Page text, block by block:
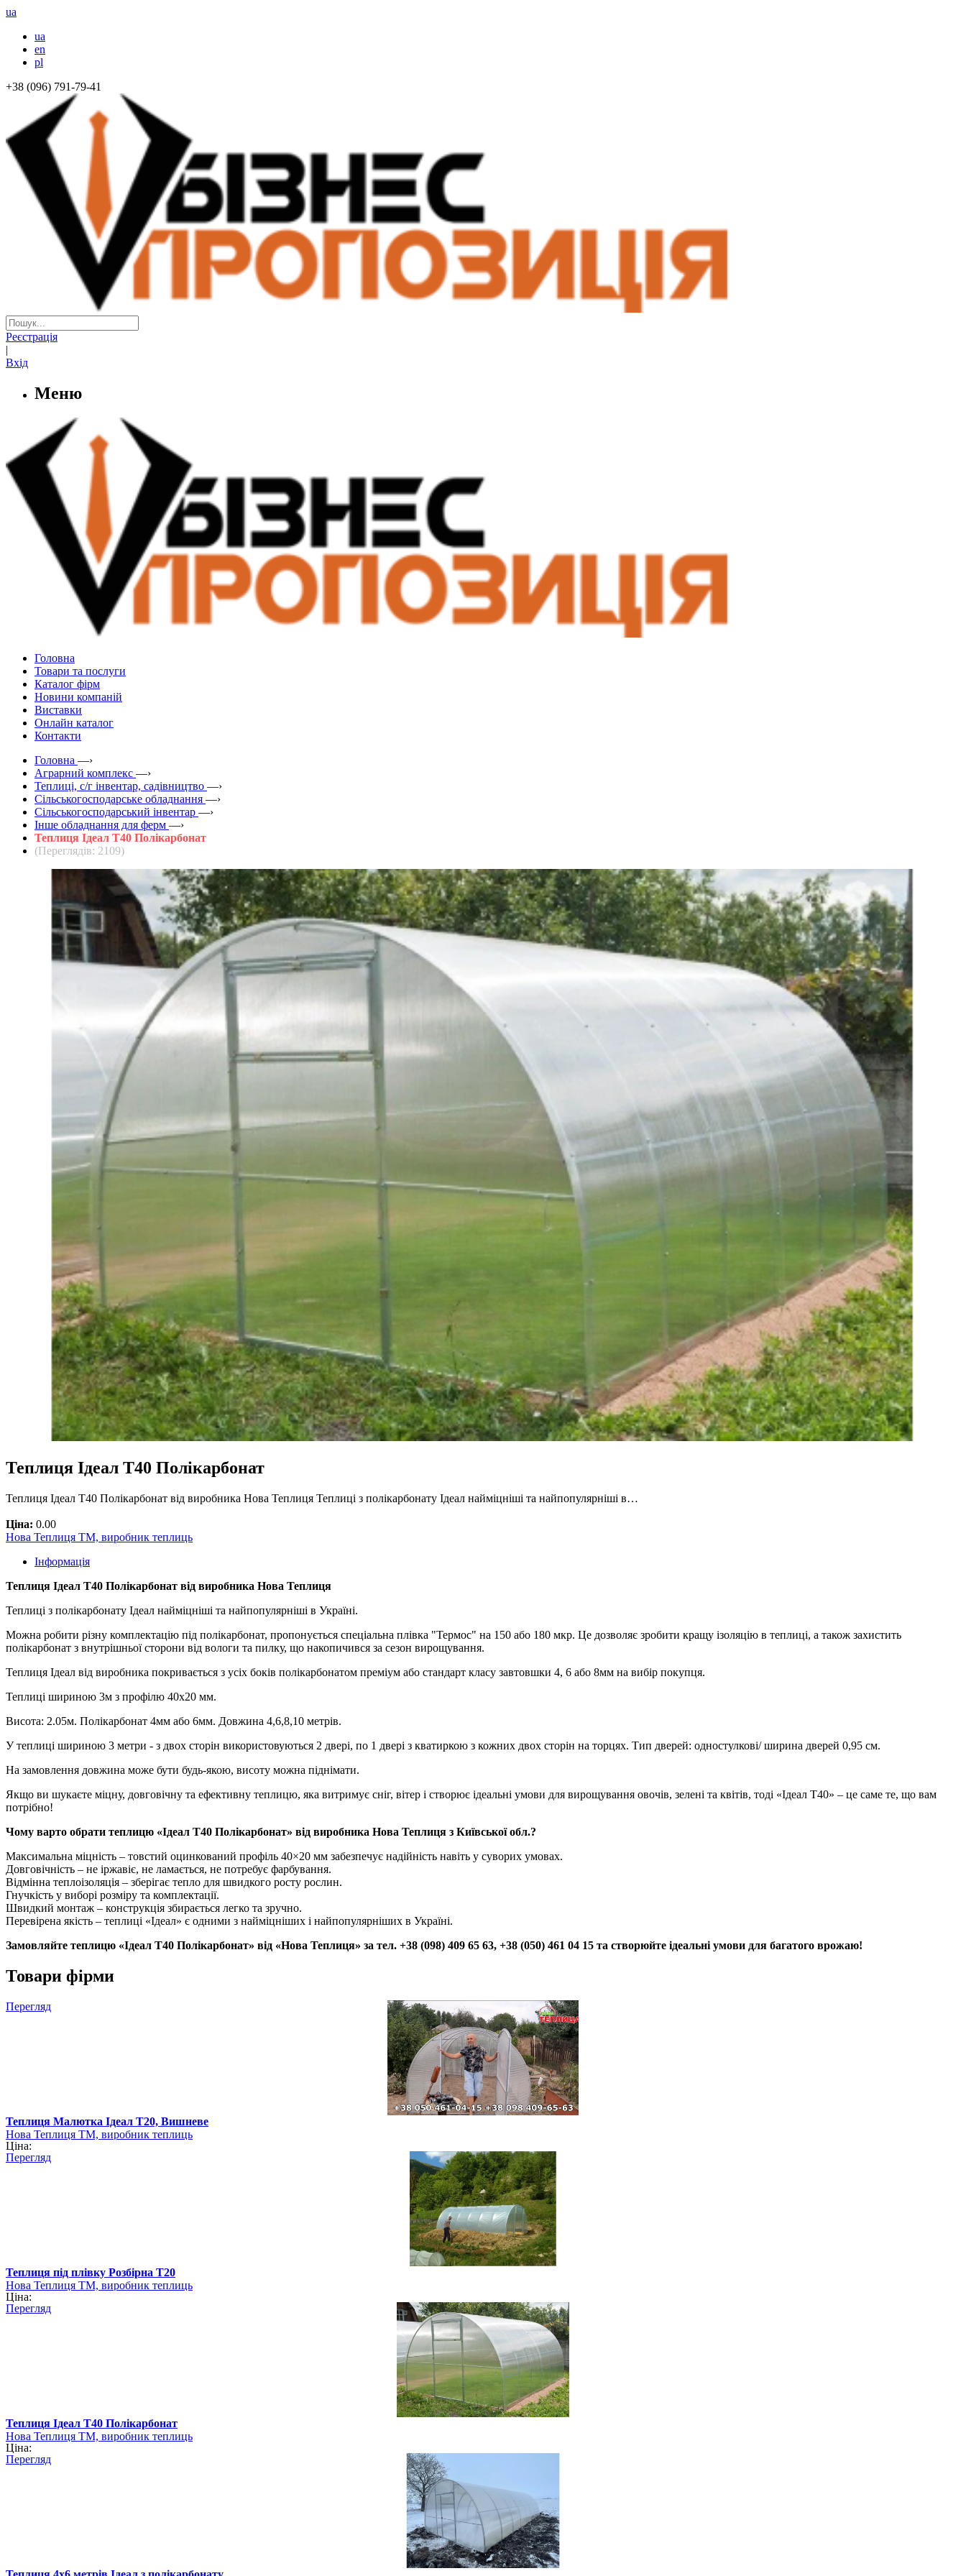
ua
ua
en
pl
+38 (096) 791-79-41
Реєстрація
|
Вхід
Меню
Головна
Товари та послуги
Каталог фірм
Новини компаній
Виставки
Онлайн каталог
Контакти
Головна —›
Аграрний комплекс —›
Теплиці, с/г інвентар, садівництво —›
Сільськогосподарське обладнання —›
Сільськогосподарський інвентар —›
Інше обладнання для ферм —›
Теплиця Ідеал Т40 Полікарбонат
(Переглядів: 2109)
Теплиця Ідеал Т40 Полікарбонат
Теплиця Ідеал Т40 Полікарбонат від виробника Нова Теплиця Теплиці з полікарбонату Ідеал найміцніші та найпопулярніші в…
Ціна: 0.00
Нова Теплиця ТМ, виробник теплиць
Інформація
Теплиця Ідеал Т40 Полікарбонат від виробника Нова Теплиця
Теплиці з полікарбонату Ідеал найміцніші та найпопулярніші в Україні.
Можна робити різну комплектацію під полікарбонат, пропонується спеціальна плівка "Термос" на 150 або 180 мкр. Це дозволяє зробити кращу ізоляцію в теплиці, а також захистить
полікарбонат з внутрішньої сторони від вологи та пилку, що накопичився за сезон вирощування.
Теплиця Ідеал від виробника покривається з усіх боків полікарбонатом преміум або стандарт класу завтовшки 4, 6 або 8мм на вибір покупця.
Теплиці шириною 3м з профілю 40х20 мм.
Висота: 2.05м. Полікарбонат 4мм або 6мм. Довжина 4,6,8,10 метрів.
У теплиці шириною 3 метри - з двох сторін використовуються 2 двері, по 1 двері з кватиркою з кожних двох сторін на торцях. Тип дверей: одностулкові/ ширина дверей 0,95 см.
На замовлення довжина може бути будь-якою, висоту можна піднімати.
Якщо ви шукаєте міцну, довговічну та ефективну теплицю, яка витримує сніг, вітер і створює ідеальні умови для вирощування овочів, зелені та квітів, тоді «Ідеал Т40» – це саме те, що вам
потрібно!
Чому варто обрати теплицю «Ідеал Т40 Полікарбонат» від виробника Нова Теплиця з Київської обл.?
Максимальна міцність – товстий оцинкований профіль 40×20 мм забезпечує надійність навіть у суворих умовах.
Довговічність – не іржавіє, не ламається, не потребує фарбування.
Відмінна теплоізоляція – зберігає тепло для швидкого росту рослин.
Гнучкість у виборі розміру та комплектації.
Швидкий монтаж – конструкція збирається легко та зручно.
Перевірена якість – теплиці «Ідеал» є одними з найміцніших і найпопулярніших в Україні.
Замовляйте теплицю «Ідеал Т40 Полікарбонат» від «Нова Теплиця» за тел. +38 ‎(098) 409 65 63, +38 (050) 461 04 15 та створюйте ідеальні умови для багатого врожаю!
Товари фірми
Перегляд
Теплиця Малютка Ідеал Т20, Вишневе
Нова Теплиця ТМ, виробник теплиць
Ціна:
Перегляд
Теплиця під плівку Розбірна Т20
Нова Теплиця ТМ, виробник теплиць
Ціна:
Перегляд
Теплиця Ідеал Т40 Полікарбонат
Нова Теплиця ТМ, виробник теплиць
Ціна:
Перегляд